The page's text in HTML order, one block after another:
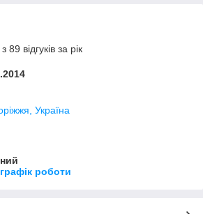
відгуків за рік
Україна
роботи